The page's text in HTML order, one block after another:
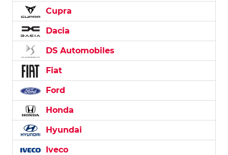
Cupra
Dacia
DS Automobiles
Fiat
Ford
Honda
Hyundai
Iveco